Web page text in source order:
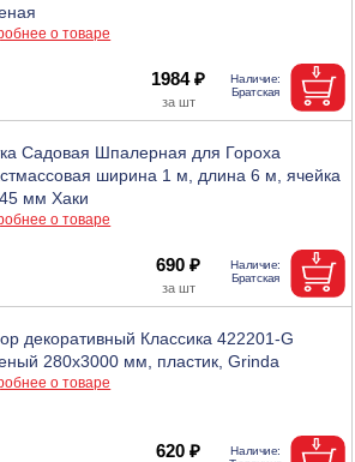
о товаре
1984 ₽
Садовая Шпалерная для Гороха
ширина 1 м, длина 6 м, ячейка
мм Хаки
о товаре
690 ₽
декоративный Классика 422201-G
280x3000 мм, пластик, Grinda
о товаре
620 ₽